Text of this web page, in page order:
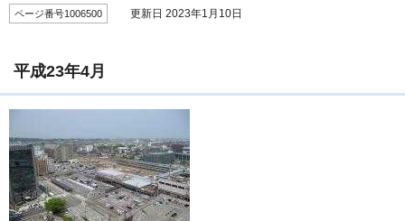
ページ番号1006500 更新日 2023年1月10日
平成23年4月